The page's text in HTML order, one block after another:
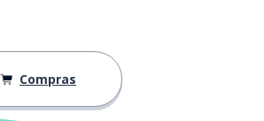
Compras